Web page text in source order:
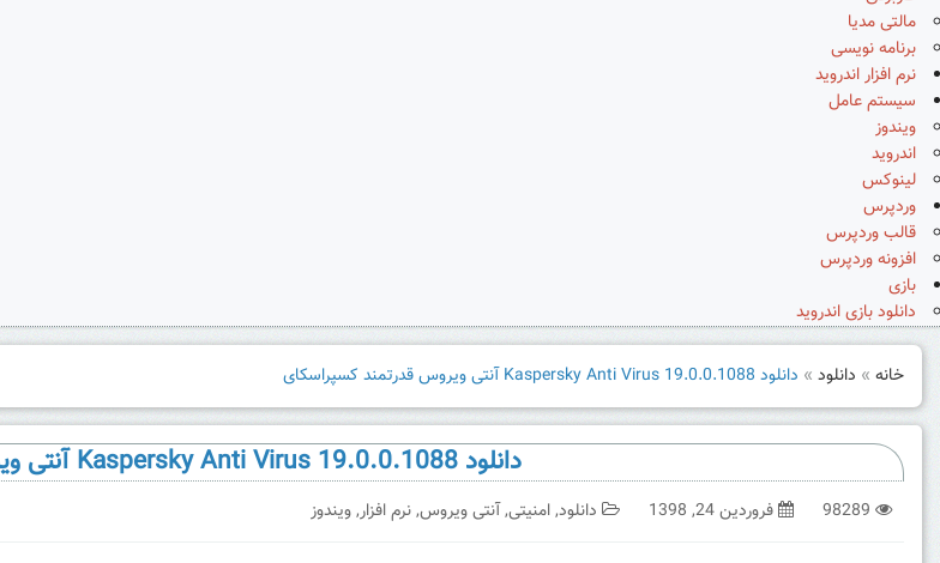
مالتی مدیا
برنامه نویسی
نرم افزار اندروید
سیستم عامل
ویندوز
اندروید
لینوکس
وردپرس
قالب وردپرس
افزونه وردپرس
بازی
دانلود بازی اندروید
خانه » دانلود » دانلود Kaspersky Anti Virus 19.0.0.1088 آنتی ویروس قدرتمند کسپراسکای
دانلود Kaspersky Anti Virus 19.0.0.1088 آنتی ویروس قدرتمند کسپراسکای
98289 فروردین 24, 1398 دانلود,امنیتی,آنتی ویروس,نرم افزار,ویندوز